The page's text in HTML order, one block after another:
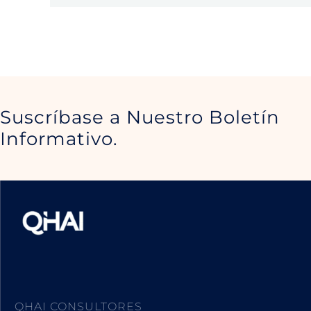
Suscríbase a Nuestro Boletín
Informativo.
QHAI CONSULTORES